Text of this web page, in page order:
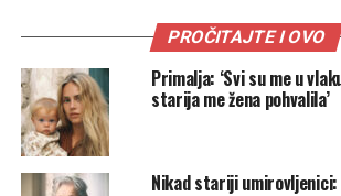
PROČITAJTE I OVO
Primalja: ‘Svi su me u
starija me žena pohvalila’
Nikad stariji